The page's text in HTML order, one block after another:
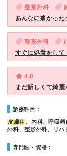
整形外科
あんなに痛かった
整形外科
すぐに処置をして
4.0
まだ新しくて綺麗
診療科目：
皮膚科 、内科、呼吸
外科、整形外科、リハ
専門医・資格：